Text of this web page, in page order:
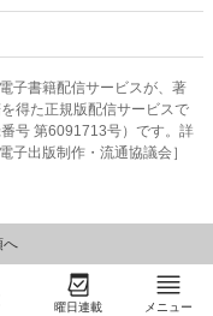
子書籍配信サービスが、著
得た正規版配信サービスで
号 第6091713号）です。詳
子出版制作・流通協議会］
へ
曜日連載 メニュー